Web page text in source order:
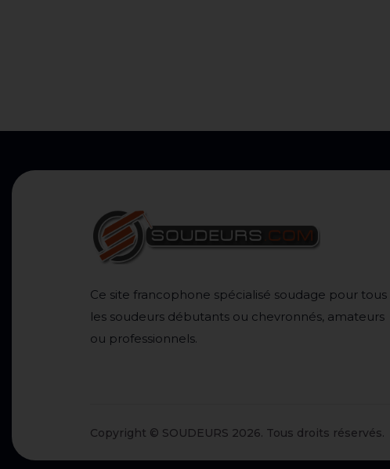
Ce site francophone spécialisé soudage pour tous
les soudeurs débutants ou chevronnés, amateurs
ou professionnels.
Copyright © SOUDEURS 2026. Tous droits réservés.